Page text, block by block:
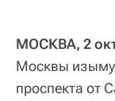
МОСКВА, 2
Москвы
проспекта от